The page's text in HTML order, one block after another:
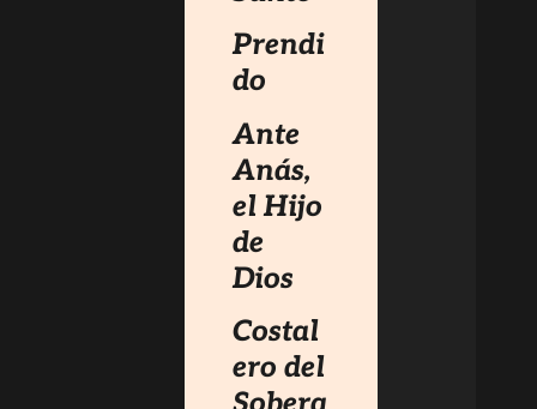
Prendi
do
Ante
Anás,
el Hijo
de
Dios
Costal
ero del